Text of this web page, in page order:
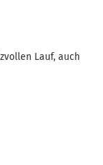
Lauf, auch